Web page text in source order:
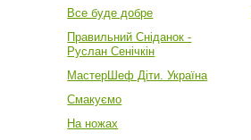
Все буде добре
Правильний Сніданок -
Руслан Сенічкін
МастерШеф Діти. Україна
Смакуємо
На ножах